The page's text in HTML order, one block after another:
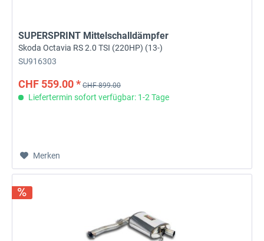
SUPERSPRINT Mittelschalldämpfer
Skoda Octavia RS 2.0 TSI (220HP) (13-)
SU916303
CHF 559.00 * CHF 899.00
Liefertermin sofort verfügbar: 1-2 Tage
Merken